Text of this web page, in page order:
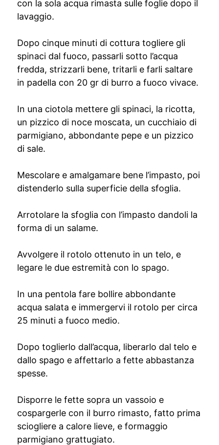
con la sola acqua rimasta sulle foglie dopo il
lavaggio.
Dopo cinque minuti di cottura togliere gli
spinaci dal fuoco, passarli sotto l’acqua
fredda, strizzarli bene, tritarli e farli saltare
in padella con 20 gr di burro a fuoco vivace.
In una ciotola mettere gli spinaci, la ricotta,
un pizzico di noce moscata, un cucchiaio di
parmigiano, abbondante pepe e un pizzico
di sale.
Mescolare e amalgamare bene l’impasto, poi
distenderlo sulla superficie della sfoglia.
Arrotolare la sfoglia con l’impasto dandoli la
forma di un salame.
Avvolgere il rotolo ottenuto in un telo, e
legare le due estremità con lo spago.
In una pentola fare bollire abbondante
acqua salata e immergervi il rotolo per circa
25 minuti a fuoco medio.
Dopo toglierlo dall’acqua, liberarlo dal telo e
dallo spago e affettarlo a fette abbastanza
spesse.
Disporre le fette sopra un vassoio e
cospargerle con il burro rimasto, fatto prima
sciogliere a calore lieve, e formaggio
parmigiano grattugiato.